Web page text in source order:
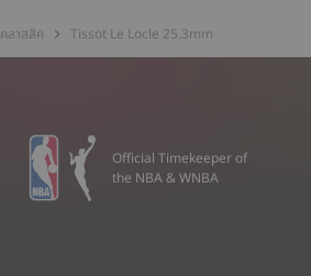
คลาสสิค Tissot Le Locle 25.3mm
Official Timekeeper of
the NBA & WNBA